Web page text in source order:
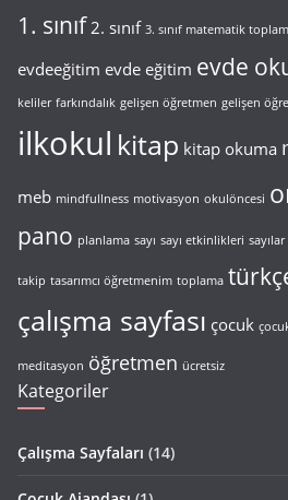
1. sınıf 2. sınıf 3. sınıf matematik
evdeeğitim evde eğitim evde
keliler farkındalık gelişen öğretmen gelişen
ilkokul kitap kitap okuma
meb mindfullness motivasyon okulöncesi
pano planlama sayı sayı etkinlikleri sayılar
takip tasarımcı öğretmenim toplama
çalışma sayfası çocuk
meditasyon öğretmen ücretsiz
Kategoriler
Çalışma Sayfaları (14)